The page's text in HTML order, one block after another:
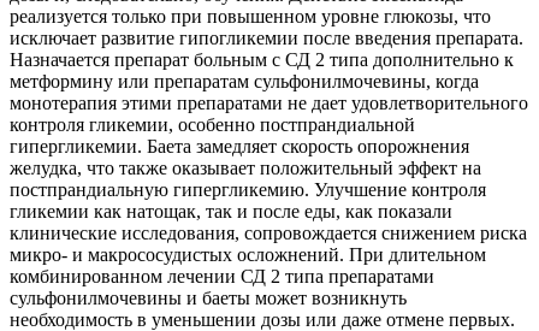
реализуется только при повышенном уровне глюкозы, что
исключает развитие гипогликемии после введения препарата.
Назначается препарат больным с СД 2 типа дополнительно к
метформину или препаратам сульфонилмочевины, когда
монотерапия этими препаратами не дает удовлетворительного
контроля гликемии, особенно постпрандиальной
гипергликемии. Баета замедляет скорость опорожнения
желудка, что также оказывает положительный эффект на
постпрандиальную гипергликемию. Улучшение контроля
гликемии как натощак, так и после еды, как показали
клинические исследования, сопровождается снижением риска
микро- и макрососудистых осложнений. При длительном
комбинированном лечении СД 2 типа препаратами
сульфонилмочевины и баеты может возникнуть
необходимость в уменьшении дозы или даже отмене первых.